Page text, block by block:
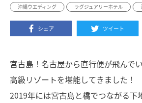
沖縄ウエディング
ラグジュアリーホテル
シェア ツイート
宮古島！名古屋から直行便が飛んで
高級リゾートを堪能してきました！
2019年には宮古島と橋でつながる下